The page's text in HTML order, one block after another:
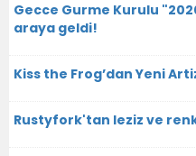
Gecce Gurme Kurulu
araya geldi!
Kiss the Frog’dan Yeni
Rustyfork'tan leziz ve